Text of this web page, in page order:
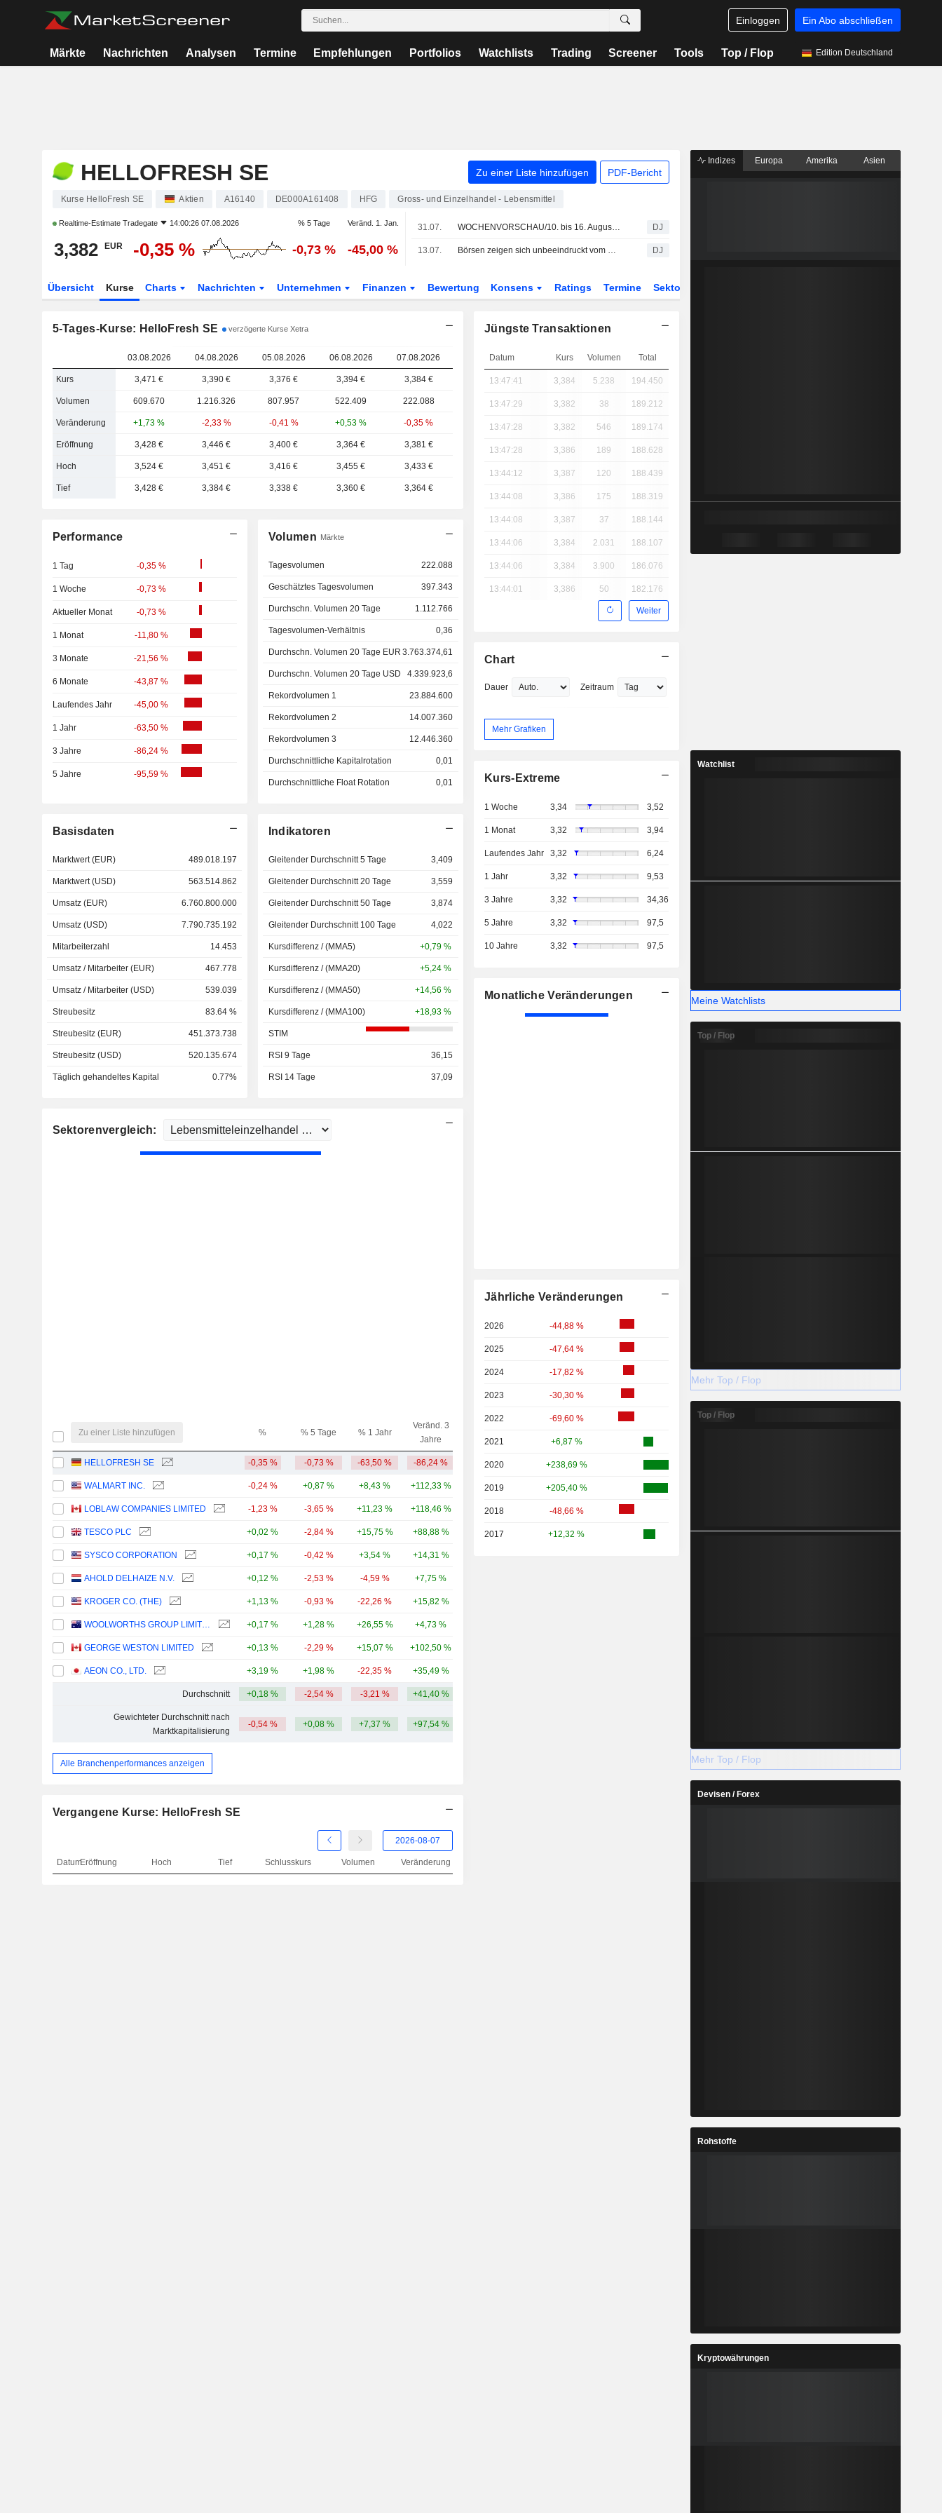
Einloggen Ein Abo abschließen
Märkte Nachrichten Analysen Termine Empfehlungen Portfolios Watchlists Trading Screener Tools Top / Flop Edition Deutschland
HELLOFRESH SE Zu einer Liste hinzufügen PDF-Bericht
Kurse HelloFresh SE Aktien A16140 DE000A161408 HFG Gross- und Einzelhandel - Lebensmittel
Realtime-Estimate Tradegate 14:00:26 07.08.2026 % 5 Tage Veränd. 1. Jan.
3,382 EUR -0,35 % -0,73 % -45,00 %
31.07. WOCHENVORSCHAU/10. bis 16. August 2026 (33. KW) DJ
13.07. Börsen zeigen sich unbeeindruckt vom Nahen Osten DJ
Übersicht Kurse Charts Nachrichten Unternehmen Finanzen Bewertung Konsens Ratings Termine Sektor
5-Tages-Kurse: HelloFresh SE verzögerte Kurse Xetra
03.08.2026 04.08.2026 05.08.2026 06.08.2026 07.08.2026
Kurs 3,471 € 3,390 € 3,376 € 3,394 € 3,384€
Volumen 609.670 1.216.326 807.957 522.409 222.088
Veränderung +1,73 % -2,33 % -0,41 % +0,53 % -0,35 %
Eröffnung 3,428 € 3,446 € 3,400 € 3,364 € 3,381 €
Hoch 3,524 € 3,451 € 3,416 € 3,455 € 3,433 €
Tief 3,428 € 3,384 € 3,338 € 3,360 € 3,364 €
Performance
1 Tag -0,35 %
1 Woche -0,73 %
Aktueller Monat -0,73 %
1 Monat -11,80 %
3 Monate -21,56 %
6 Monate -43,87 %
Laufendes Jahr -45,00 %
1 Jahr -63,50 %
3 Jahre -86,24 %
5 Jahre -95,59 %
Volumen Märkte
Tagesvolumen 222.088
Geschätztes Tagesvolumen 397.343
Durchschn. Volumen 20 Tage 1.112.766
Tagesvolumen-Verhältnis 0,36
Durchschn. Volumen 20 Tage EUR 3.763.374,61
Durchschn. Volumen 20 Tage USD 4.339.923,6
Rekordvolumen 1 23.884.600
Rekordvolumen 2 14.007.360
Rekordvolumen 3 12.446.360
Durchschnittliche Kapitalrotation 0,01
Durchschnittliche Float Rotation 0,01
Basisdaten
Marktwert (EUR) 489.018.197
Marktwert (USD) 563.514.862
Umsatz (EUR) 6.760.800.000
Umsatz (USD) 7.790.735.192
Mitarbeiterzahl 14.453
Umsatz / Mitarbeiter (EUR) 467.778
Umsatz / Mitarbeiter (USD) 539.039
Streubesitz 83.64 %
Streubesitz (EUR) 451.373.738
Streubesitz (USD) 520.135.674
Täglich gehandeltes Kapital 0.77%
Indikatoren
Gleitender Durchschnitt 5 Tage 3,409
Gleitender Durchschnitt 20 Tage 3,559
Gleitender Durchschnitt 50 Tage 3,874
Gleitender Durchschnitt 100 Tage 4,022
Kursdifferenz / (MMA5) +0,79 %
Kursdifferenz / (MMA20) +5,24 %
Kursdifferenz / (MMA50) +14,56 %
Kursdifferenz / (MMA100) +18,93 %
STIM
RSI 9 Tage 36,15
RSI 14 Tage 37,09
Sektorenvergleich:
Zu einer Liste hinzufügen % % 5 Tage % 1 Jahr
Veränd. 3
Jahre
HELLOFRESH SE -0,35 % -0,73 % -63,50 % -86,24 % 564 Mio.
WALMART INC. -0,24 % +0,87 % +8,43 % +112,33 % 892 Mrd.
LOBLAW COMPANIES LIMITED -1,23 % -3,65 % +11,23 % +118,46 % 52,04 Mrd.
TESCO PLC +0,02 % -2,84 % +15,75 % +88,88 % 39,88 Mrd.
SYSCO CORPORATION +0,17 % -0,42 % +3,54 % +14,31 %
AHOLD DELHAIZE N.V. +0,12 % -2,53 % -4,59 % +7,75 %
KROGER CO. (THE) +1,13 % -0,93 % -22,26 % +15,82 %
WOOLWORTHS GROUP LIMITED +0,17 % +1,28 % +26,55 % +4,73 %
GEORGE WESTON LIMITED +0,13 % -2,29 % +15,07 % +102,50 %
AEON CO., LTD. +3,19 % +1,98 % -22,35 % +35,49 %
Durchschnitt +0,18 % -2,54 % -3,21 % +41,40 %
Gewichteter Durchschnitt nach
Marktkapitalisierung
-0,54 % +0,08 % +7,37 % +97,54 %
Alle Branchenperformances anzeigen
Vergangene Kurse: HelloFresh SE
DatumEröffnung Hoch Tief Schlusskurs Volumen Veränderung
Jüngste Transaktionen
Datum Kurs Volumen Total
13:47:41 3,384 5.238 194.450
13:47:29 3,382 38 189.212
13:47:28 3,382 546 189.174
13:47:28 3,386 189 188.628
13:44:12 3,387 120 188.439
13:44:08 3,386 175 188.319
13:44:08 3,387 37 188.144
13:44:06 3,384 2.031 188.107
13:44:06 3,384 3.900 186.076
13:44:01 3,386 50 182.176
Weiter
Chart
Dauer Zeitraum
Mehr Grafiken
Kurs-Extreme
1 Woche 3,34 3,52
1 Monat 3,32 3,94
Laufendes Jahr 3,32 6,24
1 Jahr 3,32 9,53
3 Jahre 3,32 34,36
5 Jahre 3,32 97,5
10 Jahre 3,32 97,5
Monatliche Veränderungen
Jährliche Veränderungen
2026 -44,88 %
2025 -47,64 %
2024 -17,82 %
2023 -30,30 %
2022 -69,60 %
2021 +6,87 %
2020 +238,69 %
2019 +205,40 %
2018 -48,66 %
2017 +12,32 %
Indizes Europa Amerika Asien
Watchlist
Meine Watchlists
Top / Flop
Mehr Top / Flop
Top / Flop
Mehr Top / Flop
Devisen / Forex
Rohstoffe
Kryptowährungen